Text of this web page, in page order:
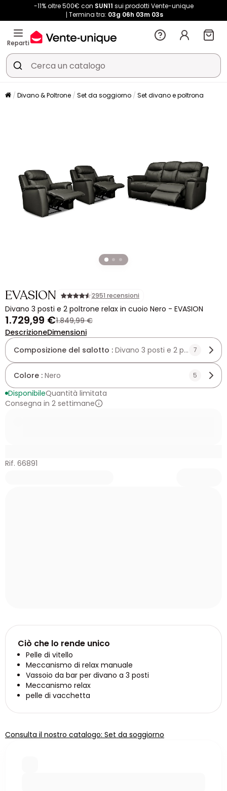
-11% oltre 500€ con SUN11 sui prodotti Vente-unique
Termina tra: 03g 06h 03m 02s
Reparti
Divano & Poltrone Set da soggiorno Set divano e poltrona
EVASION 2951 recensioni
Divano 3 posti e 2 poltrone relax in cuoio Nero - EVASION
1.729,99 €1.849,99 €
DescrizioneDimensioni
Composizione del salotto : Divano 3 posti e 2 poltrone
7
Colore : Nero 5
DisponibileQuantità limitata
Consegna in 2 settimane
Rif. 66891
Ciò che lo rende unico
Pelle di vitello
Meccanismo di relax manuale
Vassoio da bar per divano a 3 posti
Meccanismo relax
pelle di vacchetta
Consulta il nostro catalogo: Set da soggiorno